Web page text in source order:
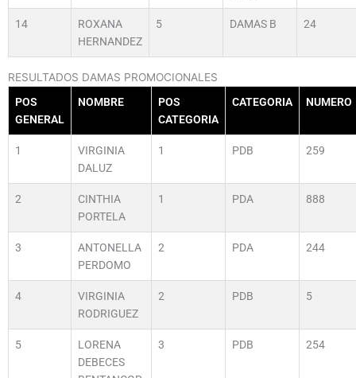
14
ROXANA
HERNANDEZ
5 DAMAS B 24
RESULTADOS DAMAS PROMOCIONALES
POS
GENERAL
NOMBRE
POS
CATEGORIA
CATEGORIA NUMERO
1
VIRGINIA
DALUZ
1 PDB 259
2
CINTHIA
PORTELA
1 PDA 888
3
ANTONELLA
PERDOMO
2 PDA 244
4
VIRGINIA
RODRIGUEZ
2 PDB 5
5
LORENA
DEBECES
3 PDB 254